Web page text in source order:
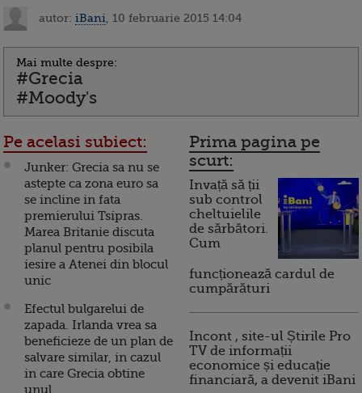
autor: iBani , 10 februarie 2015 14:04
Mai multe despre:
#Grecia
#Moody's
Pe acelasi subiect:
Junker: Grecia sa nu se
astepte ca zona euro sa
se incline in fata
premierului Tsipras.
Marea Britanie discuta
planul pentru posibila
iesire a Atenei din blocul
unic
Efectul bulgarelui de
zapada. Irlanda vrea sa
beneficieze de un plan de
salvare similar, in cazul
in care Grecia obtine
unul
Prima pagina pe
scurt:
Invață să ții
sub control
cheltuielile
de sărbători.
Cum
funcționează cardul de
cumpărături
Incont , site-ul Știrile Pro
TV de informații
economice și educație
financiară, a devenit iBani